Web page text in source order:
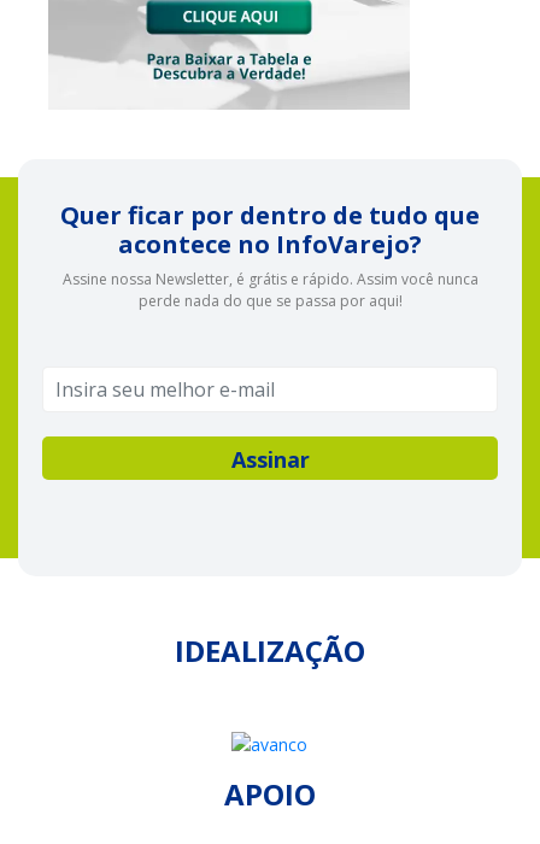
Quer ficar por dentro de tudo que
acontece no InfoVarejo?
Assine nossa Newsletter, é grátis e rápido. Assim você nunca
perde nada do que se passa por aqui!
IDEALIZAÇÃO
APOIO